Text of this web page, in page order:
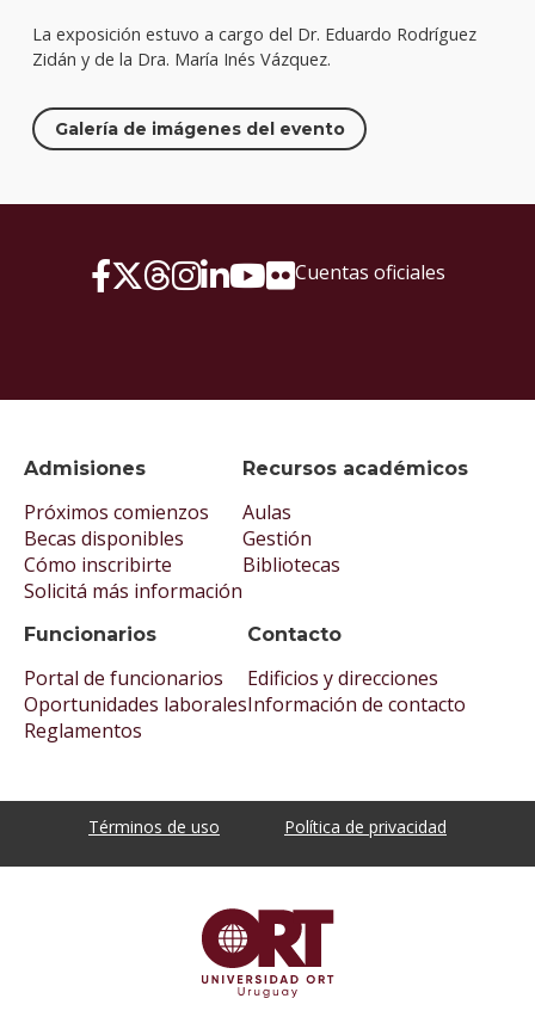
La exposición estuvo a cargo del Dr. Eduardo Rodríguez
Zidán y de la Dra. María Inés Vázquez.
Galería de imágenes del evento
Admisiones
Próximos comienzos
Becas disponibles
Cómo inscribirte
Solicitá más información
Recursos académicos
Aulas
Gestión
Bibliotecas
Funcionarios
Portal de funcionarios
Oportunidades laborales
Reglamentos
Contacto
Edificios y direcciones
Información de contacto
Cuentas oficiales
Términos de uso Política de privacidad